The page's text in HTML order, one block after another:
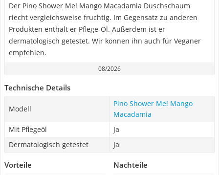
Der Pino Shower Me! Mango Macadamia Duschschaum
riecht vergleichsweise fruchtig. Im Gegensatz zu anderen
Produkten enthält er Pflege-Öl. Außerdem ist er
dermatologisch getestet. Wir können ihn auch für Veganer
empfehlen.
08/2026
Technische Details
Modell
Pino Shower Me! Mango
Macadamia
Mit Pflegeöl
Ja
Dermatologisch getestet
Ja
Vorteile Nachteile